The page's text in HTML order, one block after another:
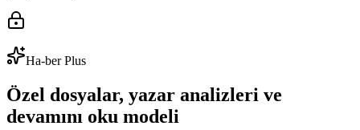
Ha-ber Plus
Özel dosyalar, yazar analizleri ve
devamını oku modeli